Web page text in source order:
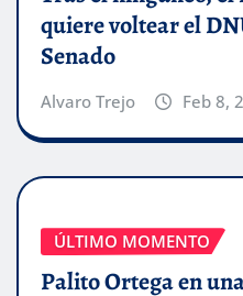
quiere voltear el
Senado
Alvaro Trejo Feb 8,
ÚLTIMO MOMENTO
Palito Ortega en